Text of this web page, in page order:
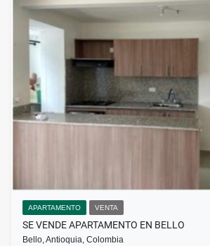
APARTAMENTO VENTA
SE VENDE APARTAMENTO EN BELLO
Bello, Antioquia, Colombia